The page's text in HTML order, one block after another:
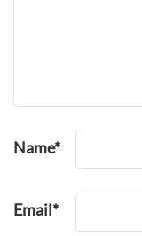
Name*
Email*